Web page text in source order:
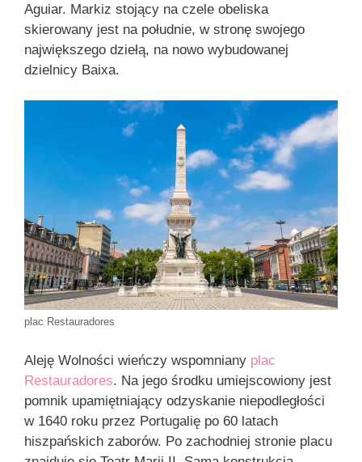
Aguiar. Markiz stojący na czele obeliska
skierowany jest na południe, w stronę swojego
największego dziełą, na nowo wybudowanej
dzielnicy Baixa.
plac Restauradores
Aleję Wolności wieńczy wspomniany plac
Restauradores. Na jego środku umiejscowiony jest
pomnik upamiętniający odzyskanie niepodległości
w 1640 roku przez Portugalię po 60 latach
hiszpańskich zaborów. Po zachodniej stronie placu